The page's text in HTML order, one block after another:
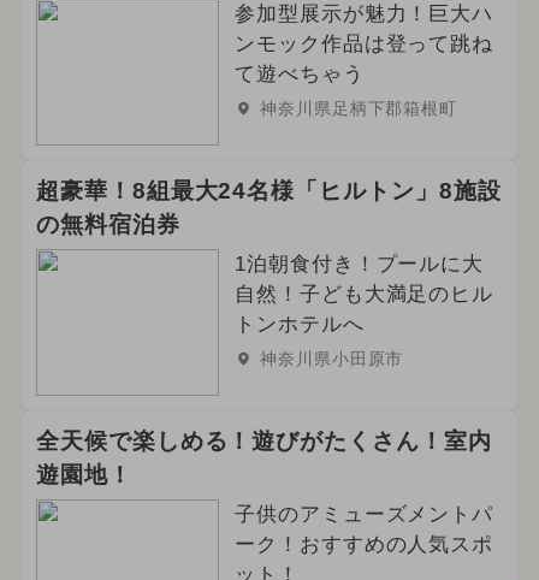
参加型展示が魅力！巨大ハ
ンモック作品は登って跳ね
て遊べちゃう
神奈川県足柄下郡箱根町
超豪華！8組最大24名様「ヒルトン」8施設
の無料宿泊券
1泊朝食付き！プールに大
自然！子ども大満足のヒル
トンホテルへ
神奈川県小田原市
全天候で楽しめる！遊びがたくさん！室内
遊園地！
子供のアミューズメントパ
ーク！おすすめの人気スポ
ット！